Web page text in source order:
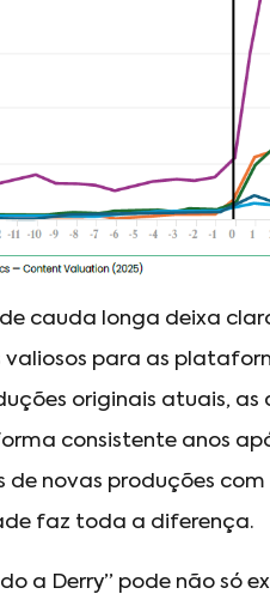
de cauda longa deixa
valiosos para as
originais atuais,
consistente anos
de novas produções
faz toda a diferença.
a Derry” pode não só